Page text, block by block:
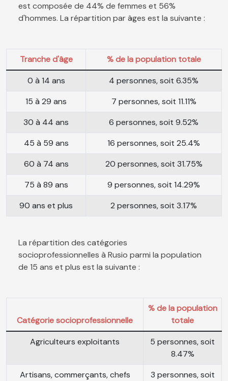
est composée de 44% de femmes et 56%
d'hommes. La répartition par âges est la suivante :
Tranche d'âge
% de la population totale
0 à 14 ans
4 personnes, soit 6.35%
15 à 29 ans
7 personnes, soit 11.11%
30 à 44 ans
6 personnes, soit 9.52%
45 à 59 ans
16 personnes, soit 25.4%
60 à 74 ans
20 personnes, soit 31.75%
75 à 89 ans
9 personnes, soit 14.29%
90 ans et plus
2 personnes, soit 3.17%
La répartition des catégories
socioprofessionnelles à Rusio parmi la population
de 15 ans et plus est la suivante :
Catégorie socioprofessionnelle
% de la population
totale
Agriculteurs exploitants
5 personnes, soit
8.47%
Artisans, commerçants, chefs
3 personnes, soit